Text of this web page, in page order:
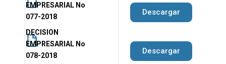
EMPRESARIAL No
077-2018
Descargar
DECISION
EMPRESARIAL No
078-2018
Descargar